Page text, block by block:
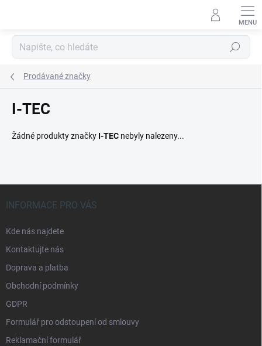
Hledat
Prodávané značky
I-TEC
Žádné produkty značky I-TEC nebyly nalezeny...
INFORMACE PRO VÁS
Kde nás najdete
Kontaktujte nás
Doprava a platba
Obchodní podmínky
GDPR
Formulář pro odstoupení od smlouvy
Reklamační formulář